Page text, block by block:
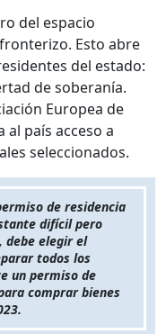
del espacio
Esto abre
del estado:
de soberanía.
Europea de
al país acceso a
seleccionados.
de residencia
difícil pero
debe elegir el
todos los
un permiso de
comprar bienes